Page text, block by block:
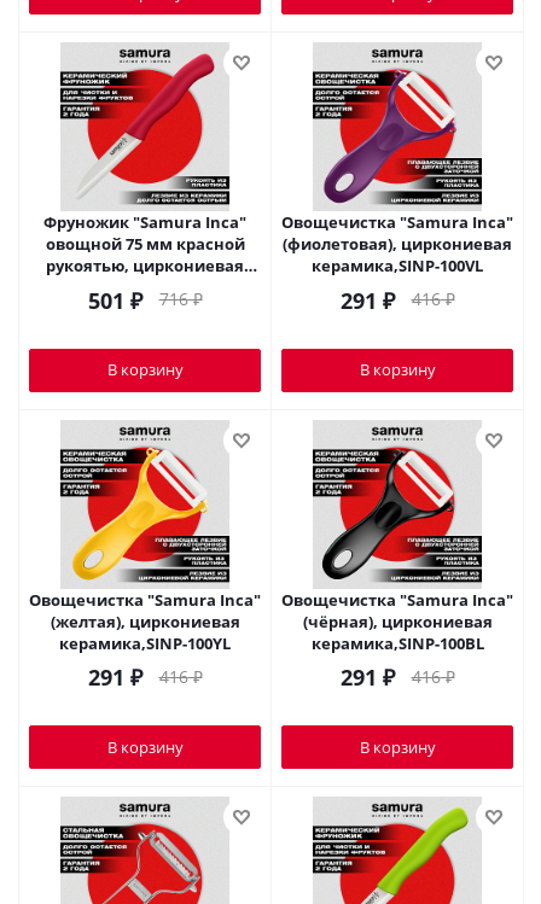
Фруножик "Samura Inca"
овощной 75 мм красной
рукоятью, циркониевая
керамика,SIN-0011RED
501 ₽ 716₽
В корзину
Овощечистка "Samura Inca"
(фиолетовая), циркониевая
керамика,SINP-100VL
291 ₽ 416₽
В корзину
Овощечистка "Samura Inca"
(желтая), циркониевая
керамика,SINP-100YL
291 ₽ 416₽
В корзину
Овощечистка "Samura Inca"
(чёрная), циркониевая
керамика,SINP-100BL
291 ₽ 416₽
В корзину